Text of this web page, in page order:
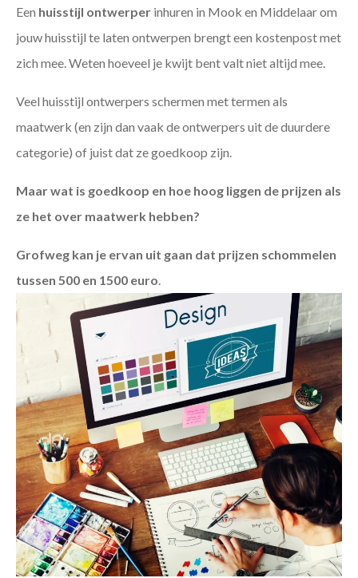
Een huisstijl ontwerper inhuren in Mook en Middelaar om
jouw huisstijl te laten ontwerpen brengt een kostenpost met
zich mee. Weten hoeveel je kwijt bent valt niet altijd mee.
Veel huisstijl ontwerpers schermen met termen als
maatwerk (en zijn dan vaak de ontwerpers uit de duurdere
categorie) of juist dat ze goedkoop zijn.
Maar wat is goedkoop en hoe hoog liggen de prijzen als
ze het over maatwerk hebben?
Grofweg kan je ervan uit gaan dat prijzen schommelen
tussen 500 en 1500 euro.